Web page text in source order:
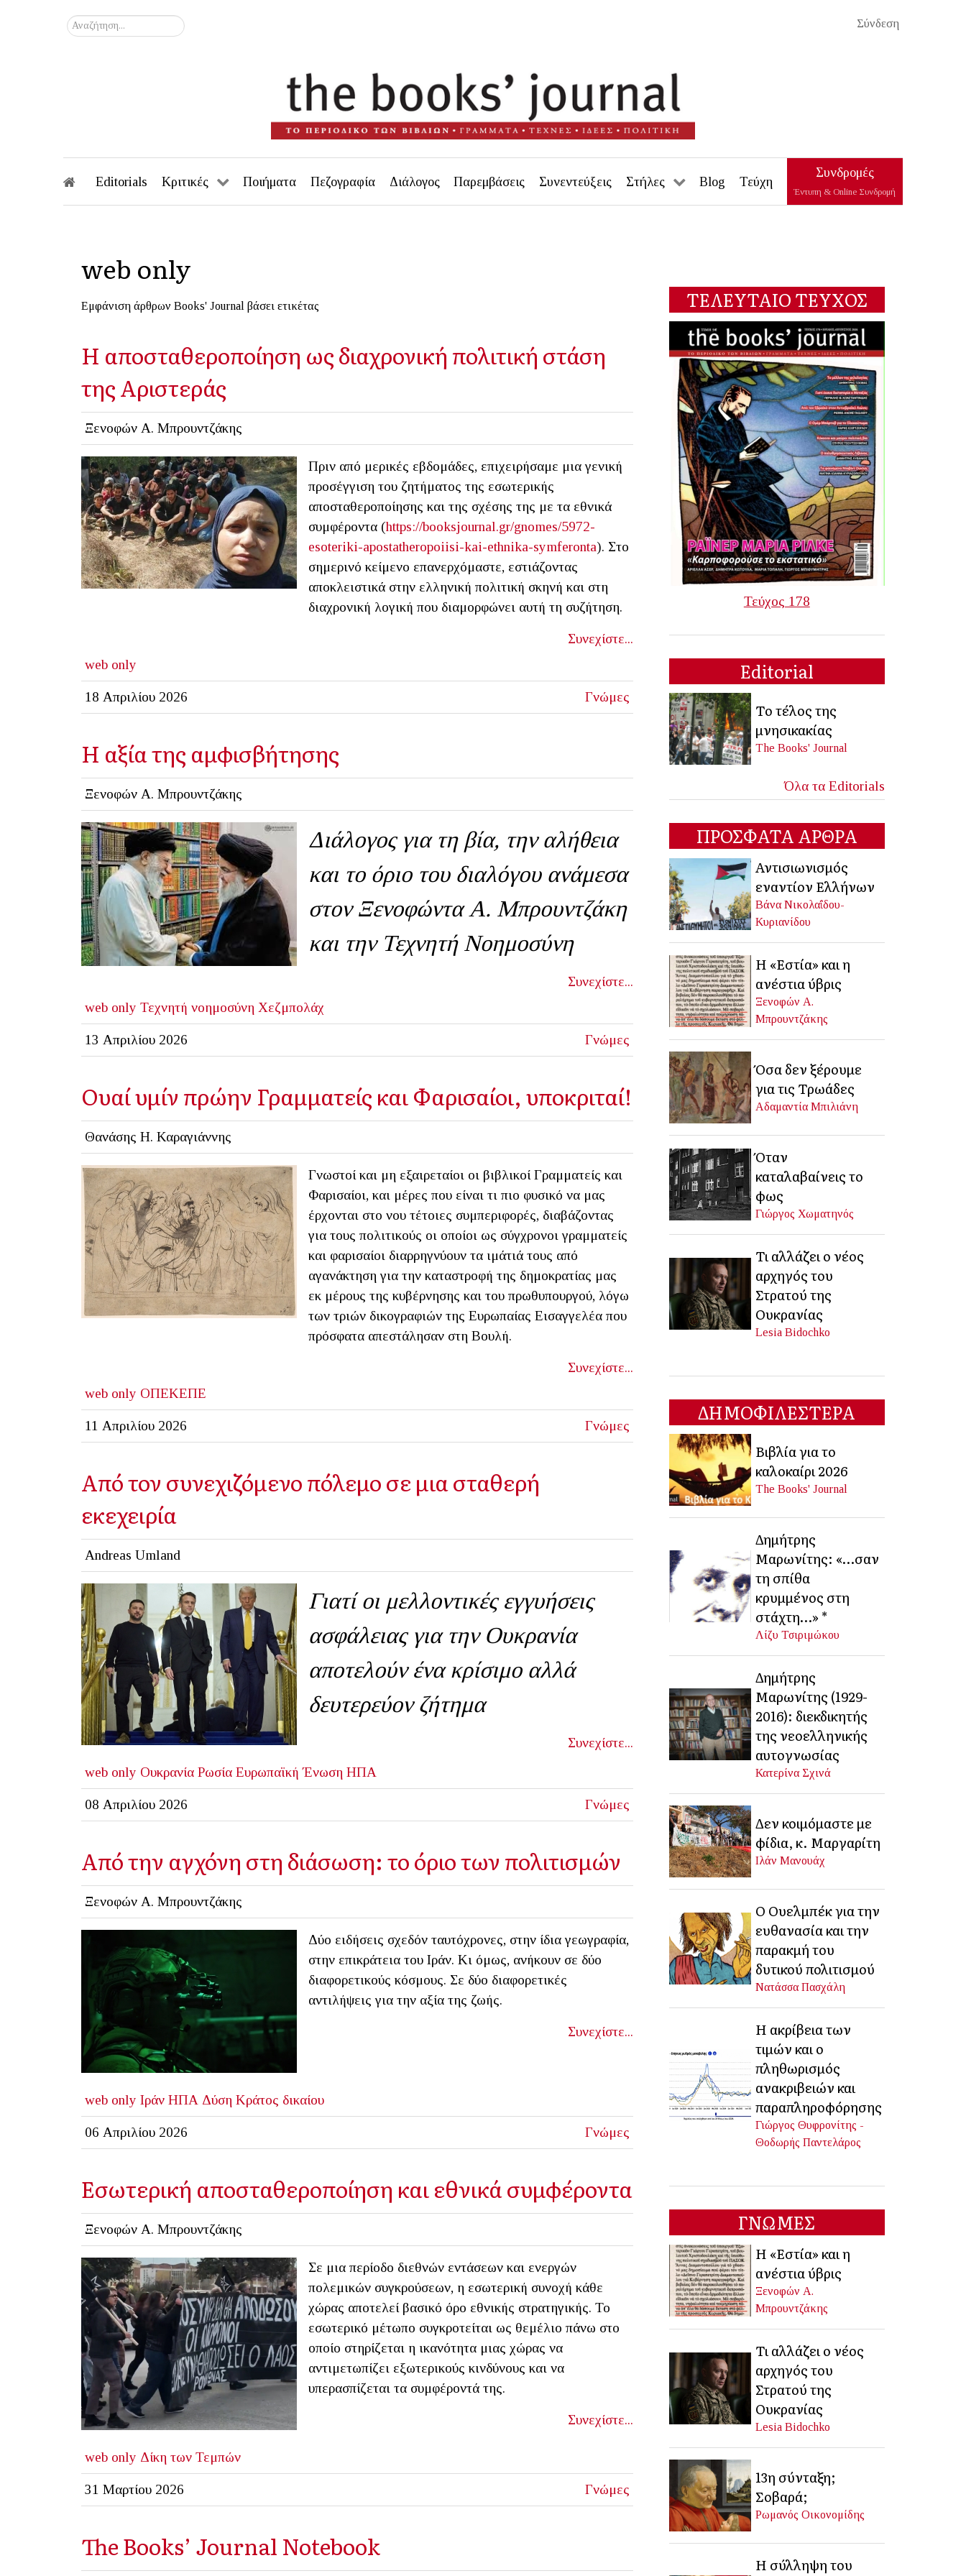
Σύνδεση
Αναζήτηση...
Editorials Κριτικές Ποιήματα Πεζογραφία Διάλογος Παρεμβάσεις Συνεντεύξεις Στήλες Blog Τεύχη
Συνδρομές
Έντυπη & Online Συνδρομή
web only
Εμφάνιση άρθρων Books' Journal βάσει ετικέτας
Η αποσταθεροποίηση ως διαχρονική πολιτική στάση
της Αριστεράς
Ξενοφών Α. Μπρουντζάκης
Πριν από μερικές εβδομάδες, επιχειρήσαμε μια γενική
προσέγγιση του ζητήματος της εσωτερικής
αποσταθεροποίησης και της σχέσης της με τα εθνικά
συμφέροντα (https://booksjournal.gr/gnomes/5972-
esoteriki-apostatheropoiisi-kai-ethnika-symferonta). Στο
σημερινό κείμενο επανερχόμαστε, εστιάζοντας
αποκλειστικά στην ελληνική πολιτική σκηνή και στη
διαχρονική λογική που διαμορφώνει αυτή τη συζήτηση.
Συνεχίστε...
web only
18 Απριλίου 2026 Γνώμες
Η αξία της αμφισβήτησης
Ξενοφών Α. Μπρουντζάκης
Διάλογος για τη βία, την αλήθεια
και το όριο του διαλόγου ανάμεσα
στον Ξενοφώντα Α. Μπρουντζάκη
και την Τεχνητή Νοημοσύνη
Συνεχίστε...
web only Τεχνητή νοημοσύνη Χεζμπολάχ
13 Απριλίου 2026 Γνώμες
Ουαί υμίν πρώην Γραμματείς και Φαρισαίοι, υποκριταί!
Θανάσης Η. Καραγιάννης
Γνωστοί και μη εξαιρεταίοι οι βιβλικοί Γραμματείς και
Φαρισαίοι, και μέρες που είναι τι πιο φυσικό να μας
έρχονται στο νου τέτοιες συμπεριφορές, διαβάζοντας
για τους πολιτικούς οι οποίοι ως σύγχρονοι γραμματείς
και φαρισαίοι διαρρηγνύουν τα ιμάτιά τους από
αγανάκτηση για την καταστροφή της δημοκρατίας μας
εκ μέρους της κυβέρνησης και του πρωθυπουργού, λόγω
των τριών δικογραφιών της Ευρωπαίας Εισαγγελέα που
πρόσφατα απεστάλησαν στη Βουλή.
Συνεχίστε...
web only ΟΠΕΚΕΠΕ
11 Απριλίου 2026 Γνώμες
Από τον συνεχιζόμενο πόλεμο σε μια σταθερή
εκεχειρία
Andreas Umland
Γιατί οι μελλοντικές εγγυήσεις
ασφάλειας για την Ουκρανία
αποτελούν ένα κρίσιμο αλλά
δευτερεύον ζήτημα
Συνεχίστε...
web only Ουκρανία Ρωσία Ευρωπαϊκή Ένωση ΗΠΑ
08 Απριλίου 2026 Γνώμες
Από την αγχόνη στη διάσωση: το όριο των πολιτισμών
Ξενοφών Α. Μπρουντζάκης
Δύο ειδήσεις σχεδόν ταυτόχρονες, στην ίδια γεωγραφία,
στην επικράτεια του Ιράν. Κι όμως, ανήκουν σε δύο
διαφορετικούς κόσμους. Σε δύο διαφορετικές
αντιλήψεις για την αξία της ζωής.
Συνεχίστε...
web only Ιράν ΗΠΑ Δύση Κράτος δικαίου
06 Απριλίου 2026 Γνώμες
Εσωτερική αποσταθεροποίηση και εθνικά συμφέροντα
Ξενοφών Α. Μπρουντζάκης
Σε μια περίοδο διεθνών εντάσεων και ενεργών
πολεμικών συγκρούσεων, η εσωτερική συνοχή κάθε
χώρας αποτελεί βασικό όρο εθνικής στρατηγικής. Το
εσωτερικό μέτωπο συγκροτείται ως θεμέλιο πάνω στο
οποίο στηρίζεται η ικανότητα μιας χώρας να
αντιμετωπίζει εξωτερικούς κινδύνους και να
υπερασπίζεται τα συμφέροντά της.
Συνεχίστε...
web only Δίκη των Τεμπών
31 Μαρτίου 2026 Γνώμες
The Books’ Journal Notebook
ΤΕΛΕΥΤΑΙΟ ΤΕΥΧΟΣ
Τεύχος 178
Editorial
Το τέλος της
μνησικακίας
The Books' Journal
Όλα τα Editorials
ΠΡΟΣΦΑΤΑ ΑΡΘΡΑ
Αντισιωνισμός
εναντίον Ελλήνων
Βάνα Νικολαΐδου-
Κυριανίδου
Η «Εστία» και η
ανέστια ύβρις
Ξενοφών Α.
Μπρουντζάκης
Όσα δεν ξέρουμε
για τις Τρωάδες
Αδαμαντία Μπιλιάνη
Όταν
καταλαβαίνεις το
φως
Γιώργος Χωματηνός
Τι αλλάζει ο νέος
αρχηγός του
Στρατού της
Ουκρανίας
Lesia Bidochko
ΔΗΜΟΦΙΛΕΣΤΕΡΑ
Βιβλία για το
καλοκαίρι 2026
The Books' Journal
Δημήτρης
Μαρωνίτης: «…σαν
τη σπίθα
κρυμμένος στη
στάχτη…» *
Λίζυ Τσιριμώκου
Δημήτρης
Μαρωνίτης (1929-
2016): διεκδικητής
της νεοελληνικής
αυτογνωσίας
Κατερίνα Σχινά
Δεν κοιμόμαστε με
φίδια, κ. Μαργαρίτη
Ιλάν Μανουάχ
Ο Ουελμπέκ για την
ευθανασία και την
παρακμή του
δυτικού πολιτισμού
Νατάσσα Πασχάλη
Η ακρίβεια των
τιμών και ο
πληθωρισμός
ανακριβειών και
παραπληροφόρησης
Γιώργος Θυφρονίτης -
Θοδωρής Παντελάρος
ΓΝΩΜΕΣ
Η «Εστία» και η
ανέστια ύβρις
Ξενοφών Α.
Μπρουντζάκης
Τι αλλάζει ο νέος
αρχηγός του
Στρατού της
Ουκρανίας
Lesia Bidochko
13η σύνταξη;
Σοβαρά;
Ρωμανός Οικονομίδης
Η σύλληψη του